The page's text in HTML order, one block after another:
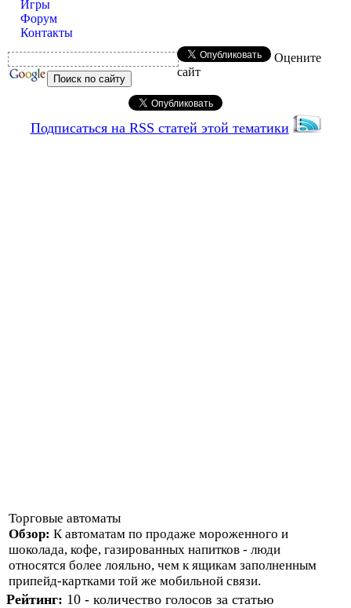
Игры
Форум
Контакты
Оцените
сайт
Подписаться на RSS статей этой тематики
Торговые автоматы
Обзор: К автоматам по продаже мороженного и
шоколада, кофе, газированных напитков - люди
относятся более лояльно, чем к ящикам заполненным
припейд-картками той же мобильной связи.
Рейтинг: 10 - количество голосов за статью